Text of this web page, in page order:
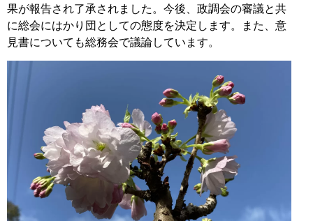
果が報告され了承されました。今後、政調会の審議と共
に総会にはかり団としての態度を決定します。また、意
見書についても総務会で議論しています。